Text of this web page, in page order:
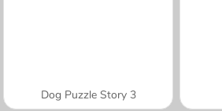
Dog Puzzle Story 3